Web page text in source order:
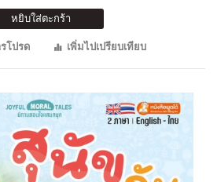
หยิบใส่ตะกร้า
โปรด
เพิ่มไปเปรียบเทียบ